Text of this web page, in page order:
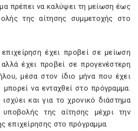
πρέπει να καλύψει τη μείωση έως
της αίτησης συμμετοχής στο
έχει προβεί σε μείωση
έχει προβεί σε προγενέστερη
μέσα στον ίδιο μήνα που έχει
να ενταχθεί στο πρόγραμμα.
και για το χρονικό διάστημα
της αίτησης μέχρι την
επιχείρησης στο πρόγραμμα.